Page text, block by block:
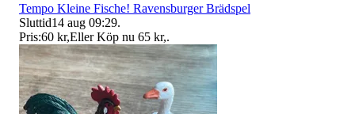
Tempo Kleine Fische! Ravensburger Brädspel
Sluttid14 aug 09:29.
Pris:60 kr,Eller Köp nu 65 kr,.